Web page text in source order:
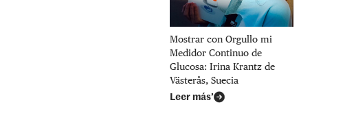
Mostrar con Orgullo mi
Medidor Continuo de
Glucosa: Irina Krantz de
Västerås, Suecia
Leer más’